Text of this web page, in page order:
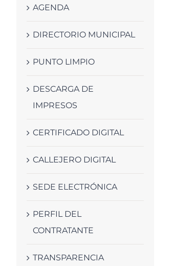
AGENDA
DIRECTORIO MUNICIPAL
PUNTO LIMPIO
DESCARGA DE
IMPRESOS
CERTIFICADO DIGITAL
CALLEJERO DIGITAL
SEDE ELECTRÓNICA
PERFIL DEL
CONTRATANTE
TRANSPARENCIA